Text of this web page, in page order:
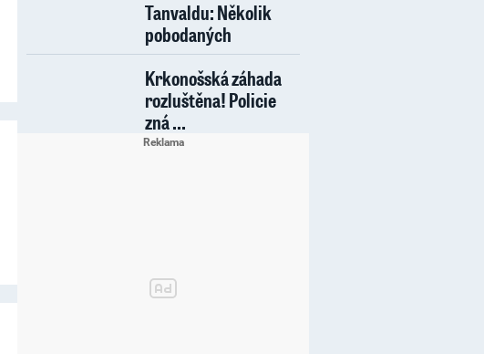
Tanvaldu: Několik
pobodaných
Krkonošská záhada
rozluštěna! Policie
zná ...